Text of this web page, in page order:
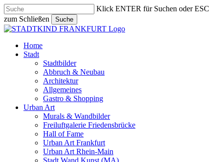
Skip
to
main
content
Klick ENTER für Suchen oder ESC
zum Schließen
Suche
Close
search
Menu
Home
Stadt
Stadtbilder
Abbruch & Neubau
Architektur
Allgemeines
Gastro & Shopping
Urban Art
Murals & Wandbilder
Freiluftgalerie Friedensbrücke
Hall of Fame
Urban Art Frankfurt
Urban Art Rhein-Main
Stadt Wand Kunst (MA)